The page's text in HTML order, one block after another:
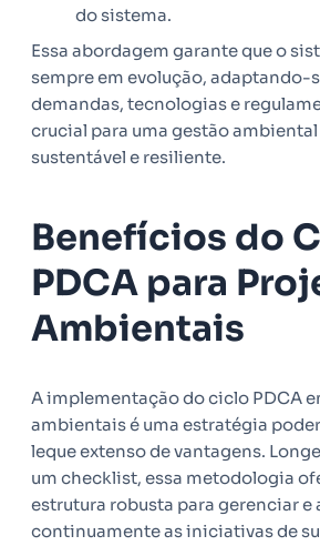
do sistema.
Essa abordagem garante que o
sempre em evolução, adaptando-
demandas, tecnologias e
crucial para uma gestão
sustentável e resiliente.
Benefícios do
PDCA para
Ambientais
A implementação do ciclo PDCA
ambientais é uma estratégia
leque extenso de vantagens.
um checklist, essa metodologia
estrutura robusta para gerenciar e
continuamente as iniciativas de